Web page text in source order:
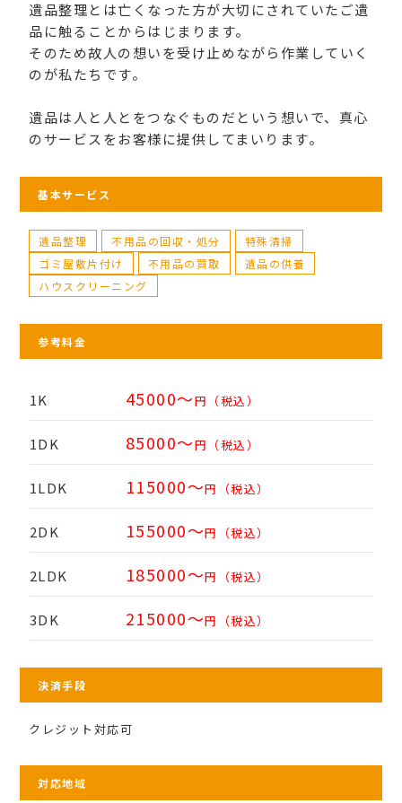
遺品整理とは亡くなった方が大切にされていたご遺
品に触ることからはじまります。
そのため故人の想いを受け止めながら作業していく
のが私たちです。
遺品は人と人とをつなぐものだという想いで、真心
のサービスをお客様に提供してまいります。
基本サービス
遺品整理 不用品の回収・処分
特殊清掃
ゴミ屋敷片付け
不用品の買取
遺品の供養
ハウスクリーニング
参考料金
1K 45000～円（税込）
1DK 85000～円（税込）
1LDK 115000～円（税込）
2DK 155000～円（税込）
2LDK 185000～円（税込）
3DK 215000～円（税込）
決済手段
クレジット対応可
対応地域